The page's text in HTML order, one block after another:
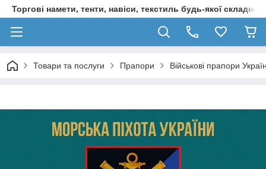
Торгові намети, тенти, навіси, текстиль будь-якої
Товари та послуги Прапори Військові прапори